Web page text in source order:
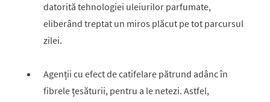
datorită tehnologiei uleiurilor parfumate,
eliberând treptat un miros plăcut pe tot parcursul
zilei.
Agenții cu efect de catifelare pătrund adânc în
fibrele țesăturii, pentru a le netezi. Astfel,